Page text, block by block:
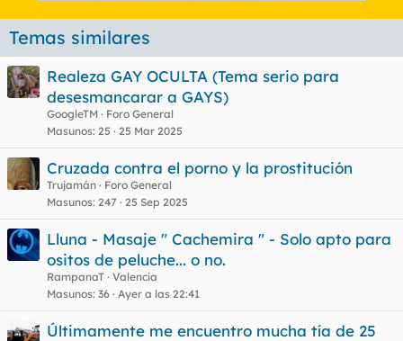
Temas similares
Realeza GAY OCULTA (Tema serio para
desesmancarar a GAYS)
GoogleTM
Foro General
Masunos 25 25 Mar 2025
Cruzada contra el porno y la prostitución
Trujamán
Foro General
Masunos 247 25 Sep 2025
Lluna - Masaje " Cachemira " - Solo apto para
ositos de peluche... o no.
RampanaT Valencia
Masunos 36 Ayer a las 22:41
Últimamente me encuentro mucha tía de 25